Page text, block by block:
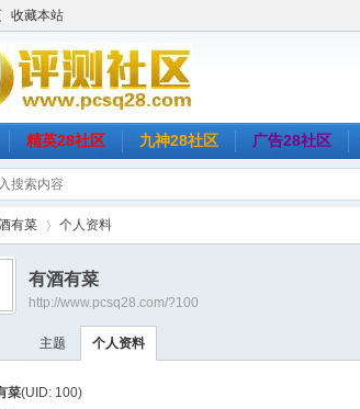
收藏本站
精英28社区 九神28社区 广告28社区
有菜 个人资料
有酒有菜
http://www.pcsq28.com/?100
主题 个人资料
菜(UID: 100)